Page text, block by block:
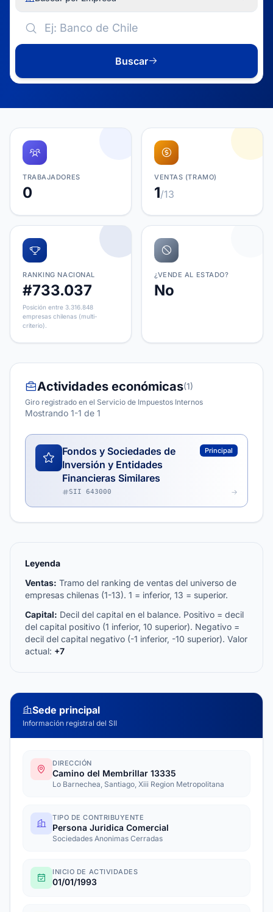
Buscar
TRABAJADORES
0
VENTAS (TRAMO)
1/13
RANKING NACIONAL
#733.037
Posición entre 3.316.848
empresas chilenas (multi-
criterio).
¿VENDE AL ESTADO?
No
Actividades económicas(1)
Giro registrado en el Servicio de Impuestos Internos
Mostrando 1-1 de 1
Fondos y Sociedades de
Inversión y Entidades
Financieras Similares
Principal
SII 643000
Leyenda
Ventas: Tramo del ranking de ventas del universo de
empresas chilenas (1-13). 1 = inferior, 13 = superior.
Capital: Decil del capital en el balance. Positivo = decil
del capital positivo (1 inferior, 10 superior). Negativo =
decil del capital negativo (-1 inferior, -10 superior). Valor
actual: +7
Sede principal
Información registral del SII
DIRECCIÓN
Camino del Membrillar 13335
Lo Barnechea, Santiago, Xiii Region Metropolitana
TIPO DE CONTRIBUYENTE
Persona Juridica Comercial
Sociedades Anonimas Cerradas
INICIO DE ACTIVIDADES
01/01/1993